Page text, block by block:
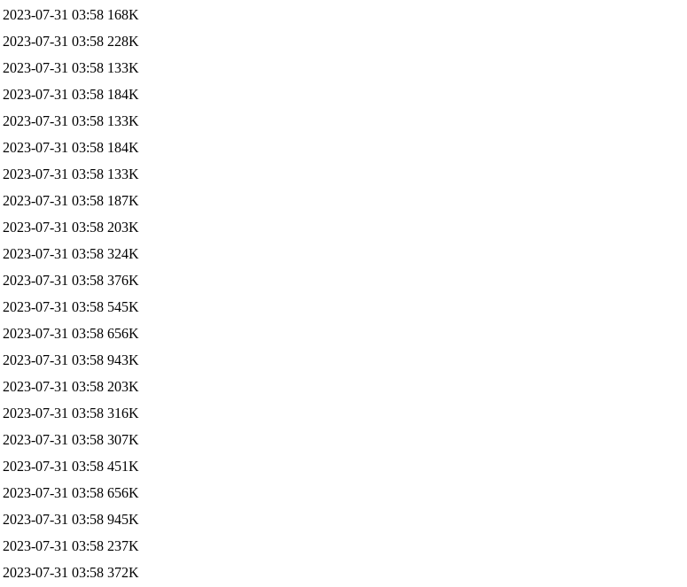
2023-07-31 03:58 168K
2023-07-31 03:58 228K
2023-07-31 03:58 133K
2023-07-31 03:58 184K
2023-07-31 03:58 133K
2023-07-31 03:58 184K
2023-07-31 03:58 133K
2023-07-31 03:58 187K
2023-07-31 03:58 203K
2023-07-31 03:58 324K
2023-07-31 03:58 376K
2023-07-31 03:58 545K
2023-07-31 03:58 656K
2023-07-31 03:58 943K
2023-07-31 03:58 203K
2023-07-31 03:58 316K
2023-07-31 03:58 307K
2023-07-31 03:58 451K
2023-07-31 03:58 656K
2023-07-31 03:58 945K
2023-07-31 03:58 237K
2023-07-31 03:58 372K